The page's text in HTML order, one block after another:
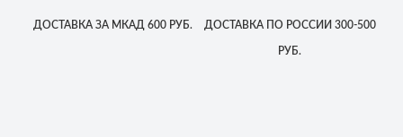
ДОСТАВКА ЗА МКАД 600 РУБ. ДОСТАВКАПО РОССИИ 300-500
РУБ.